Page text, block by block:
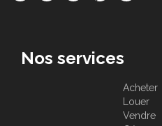
Nos services
Acheter
Louer
Vendre